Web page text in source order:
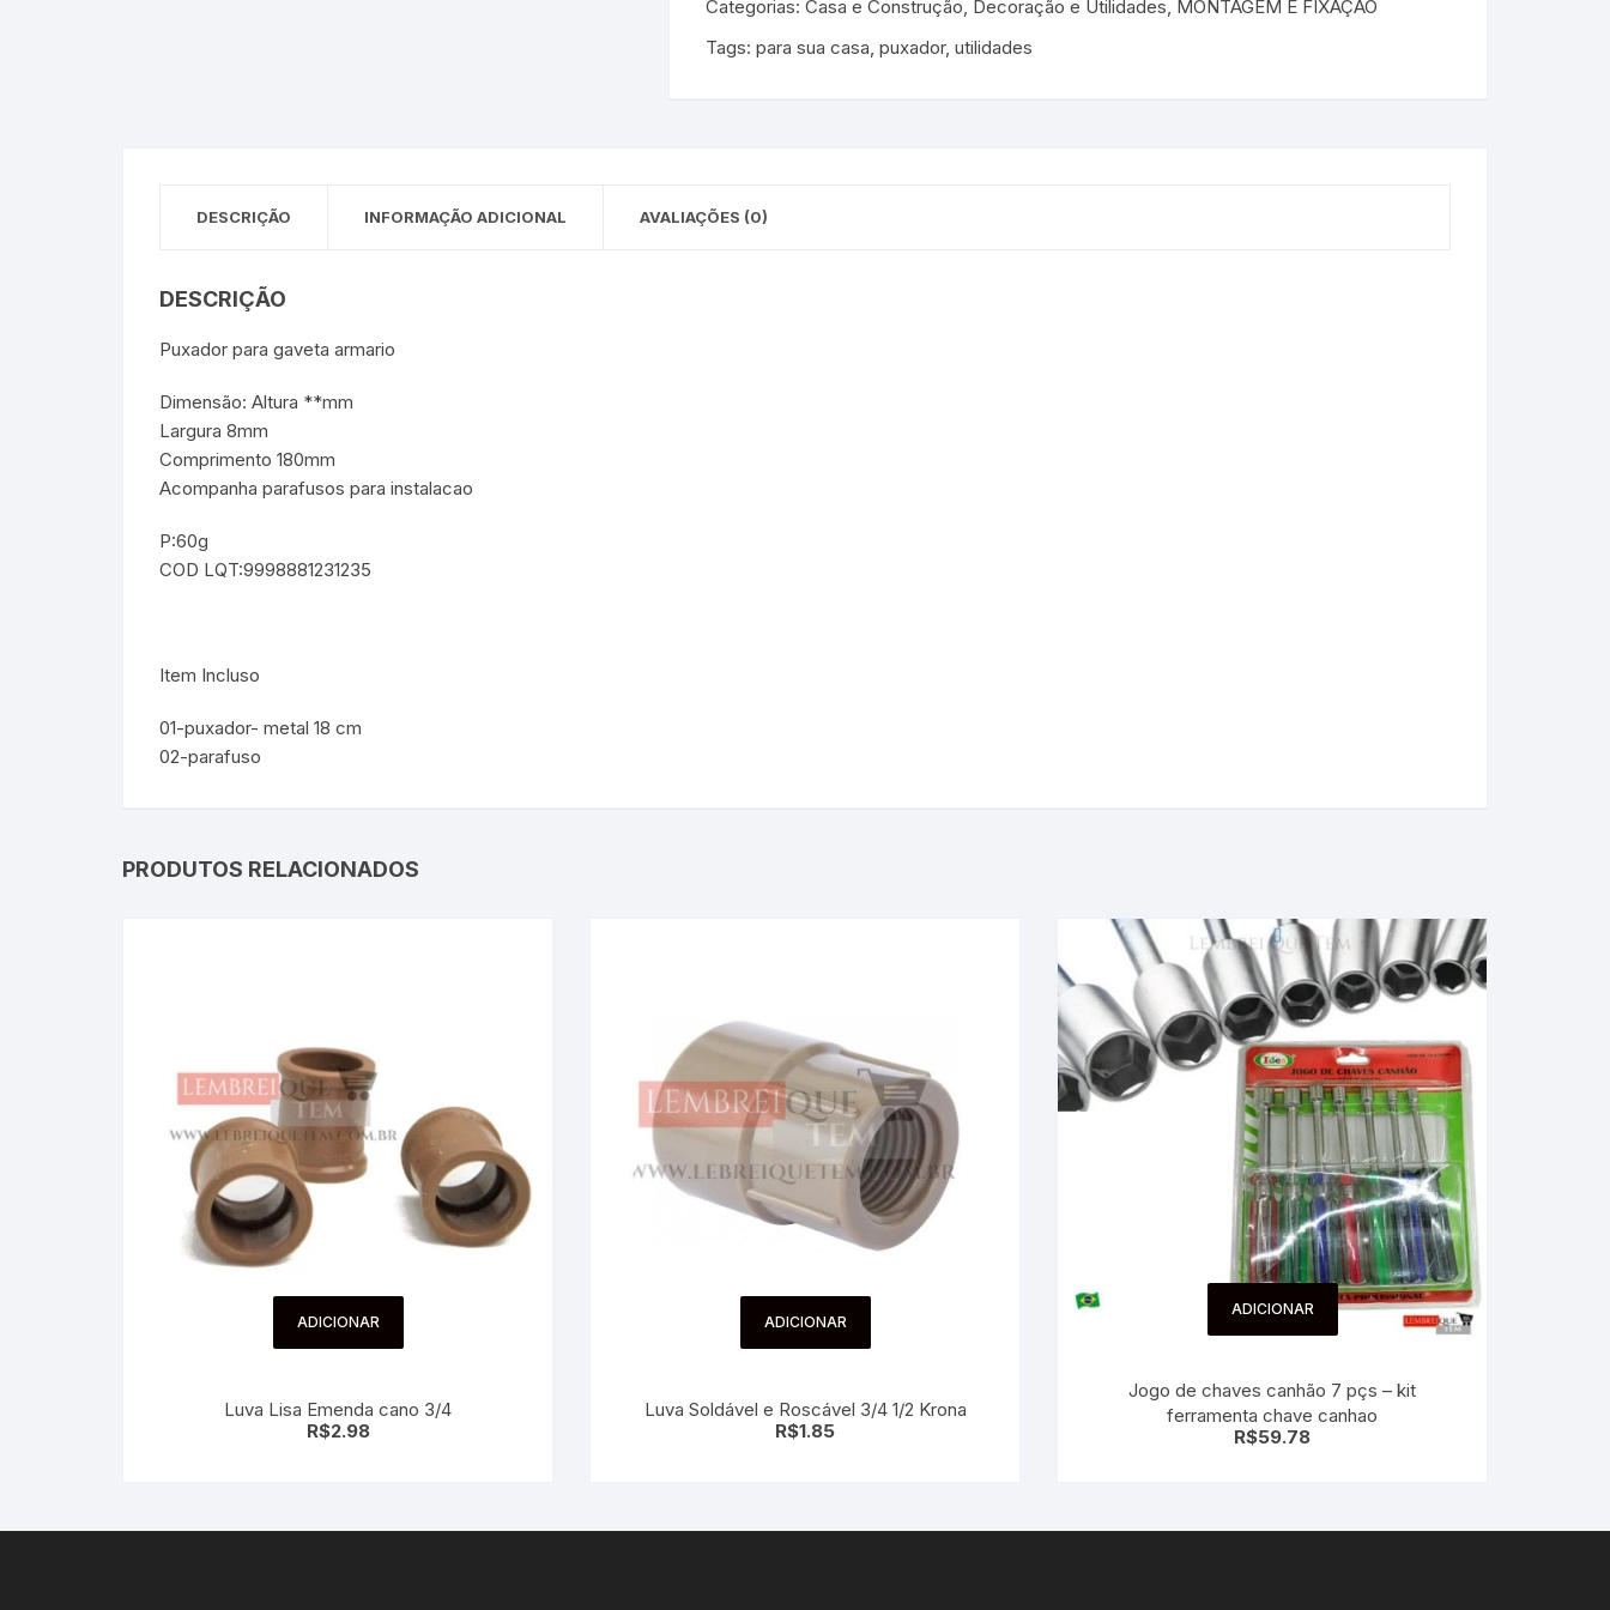
chaveiro
Categorias: Casa e Construção, Decoração e Utilidades, MONTAGEM E FIXAÇÃO
Tags: para sua casa, puxador, utilidades
DESCRIÇÃO INFORMAÇÃO ADICIONAL AVALIAÇÕES (0)
DESCRIÇÃO
Puxador para gaveta armario
Dimensão: Altura **mm
Largura 8mm
Comprimento 180mm
Acompanha parafusos ​para instalacao
P:60g
COD LQT:9998881231235
Item Incluso
01-puxador- metal 18 cm
02-parafuso
PRODUTOS RELACIONADOS
ADICIONAR
Luva Lisa Emenda cano 3/4
R$2.98
ADICIONAR
Luva Soldável e Roscável 3/4 1/2 Krona
R$1.85
ADICIONAR
Jogo de chaves canhão 7 pçs – kit
ferramenta chave canhao
R$59.78